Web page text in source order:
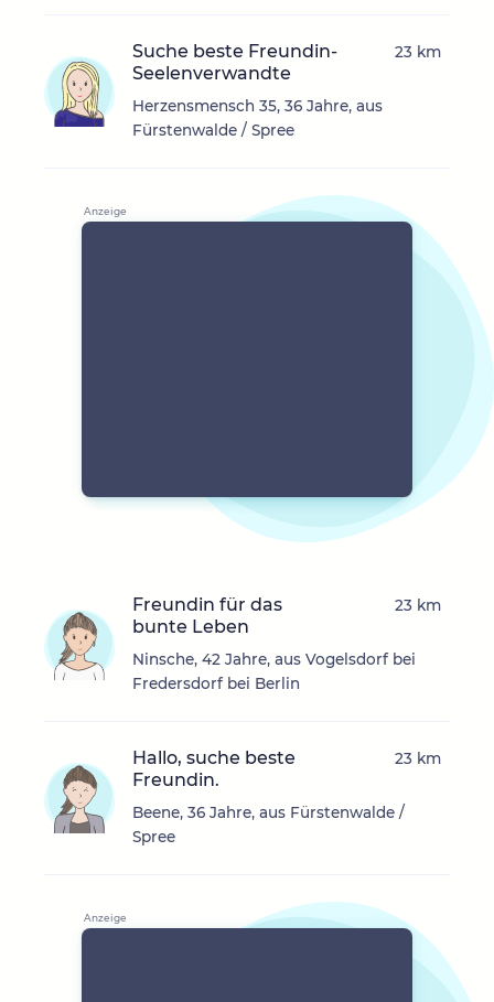
Suche beste Freundin-
Seelenverwandte
Herzensmensch 35, 36 Jahre, aus
Fürstenwalde / Spree
23 km
Freundin für das
bunte Leben
Ninsche, 42 Jahre, aus Vogelsdorf bei
Fredersdorf bei Berlin
23 km
Hallo, suche beste
Freundin.
Beene, 36 Jahre, aus Fürstenwalde /
Spree
23 km